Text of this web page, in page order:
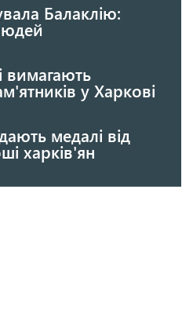
Балаклію:
вимагають
у Харкові
медалі від
харків'ян